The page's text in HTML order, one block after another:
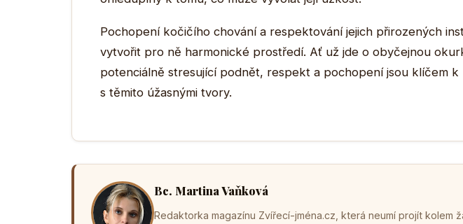
Pochopení kočičího chování a respektování jejich přirozených
vytvořit pro ně harmonické prostředí. Ať už jde o obyčejnou
potenciálně stresující podnět, respekt a pochopení jsou klíčem k
s těmito úžasnými tvory.
Bc. Martina Vaňková
Redaktorka magazínu Zvířecí-jména.cz, která neumí projít kolem